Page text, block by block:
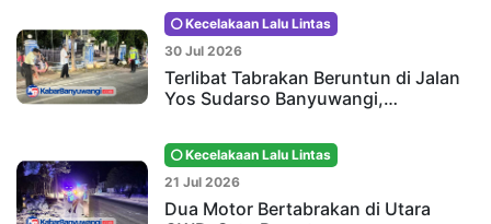
Kecelakaan Lalu Lintas
30 Jul 2026
Terlibat Tabrakan Beruntun di Jalan
Yos Sudarso Banyuwangi,…
Kecelakaan Lalu Lintas
21 Jul 2026
Dua Motor Bertabrakan di Utara